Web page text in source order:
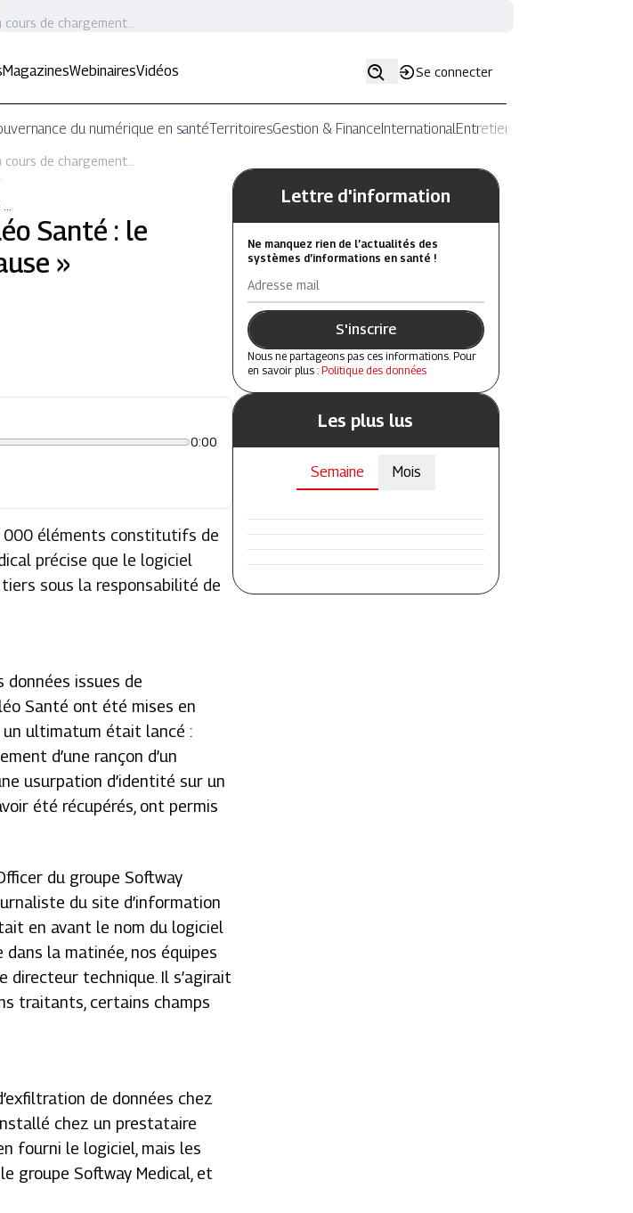
de chargement...
MagazinesWebinairesVidéos Se connecter
du numérique en santéTerritoiresGestion & FinanceInternationalEntretiens
de chargement...
Santé : le
»
0:00
000 éléments constitutifs de
précise que le logiciel
sous la responsabilité de
données issues de
Santé ont été mises en
un ultimatum était lancé :
d’une rançon d’un
usurpation d’identité sur un
été récupérés, ont permis
du groupe Softway
du site d’information
en avant le nom du logiciel
la matinée, nos équipes
directeur technique. Il s’agirait
traitants, certains champs
de données chez
chez un prestataire
fourni le logiciel, mais les
groupe Softway Medical, et
Lettre d'information
Ne manquez rien de l’actualités des
systèmes d’informations en santé !
Adresse mail
S'inscrire
Nous ne partageons pas ces informations. Pour
en savoir plus : Politique des données
Les plus lus
Semaine Mois